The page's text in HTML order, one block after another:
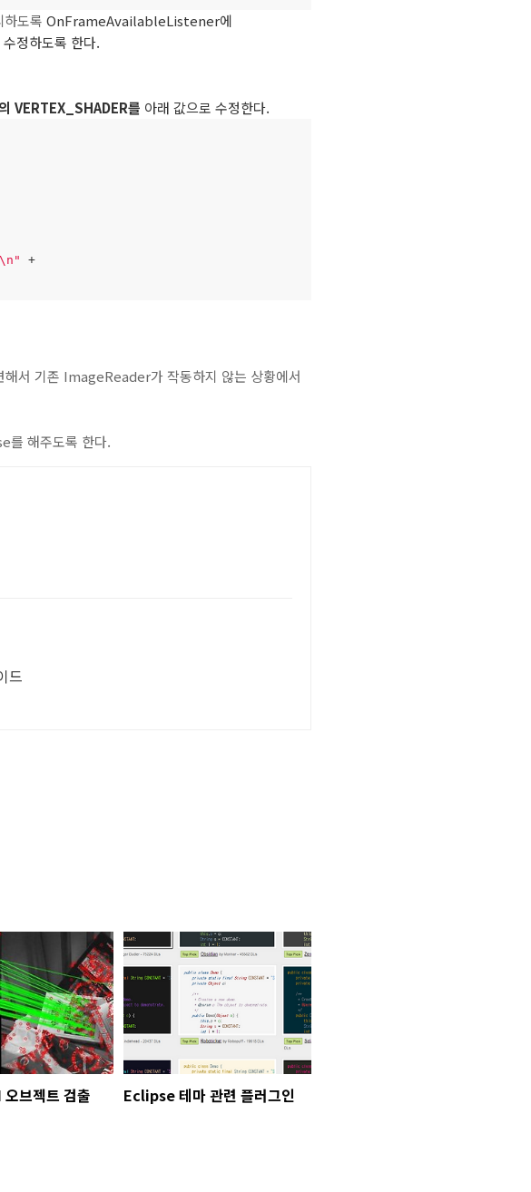
도록 OnFrameAvailableListener에
정하도록 한다.
VERTEX_SHADER를 아래 값으로 수정한다.
서 기존 ImageReader가 작동하지 않는 상황에서
를 해주도록 한다.
드
브젝트 검출 Eclipse 테마 관련 플러그인